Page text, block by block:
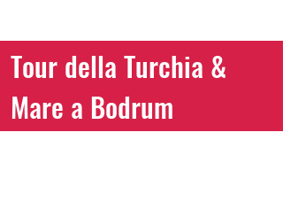
Tour della Turchia &
Mare a Bodrum